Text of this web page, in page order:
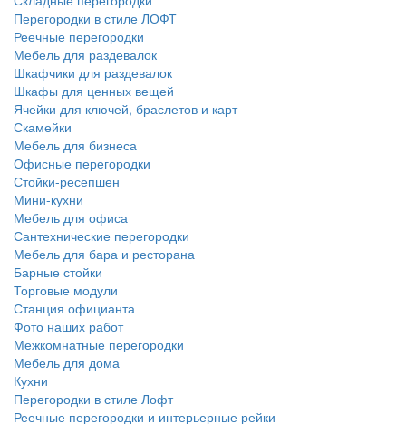
Перегородки в стиле ЛОФТ
Реечные перегородки
Мебель для раздевалок
Шкафчики для раздевалок
Шкафы для ценных вещей
Ячейки для ключей, браслетов и карт
Скамейки
Мебель для бизнеса
Офисные перегородки
Стойки-ресепшен
Мини-кухни
Мебель для офиса
Сантехнические перегородки
Мебель для бара и ресторана
Барные стойки
Торговые модули
Станция официанта
Фото наших работ
Межкомнатные перегородки
Мебель для дома
Кухни
Перегородки в стиле Лофт
Реечные перегородки и интерьерные рейки